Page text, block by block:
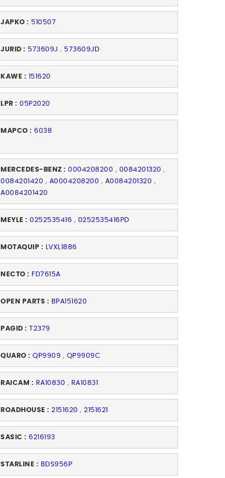
JAPKO : 510507
JURID : 573609J , 573609JD
KAWE : 151620
LPR : 05P2020
MAPCO : 6038
MERCEDES-BENZ : 0004208200 , 0084201320 ,
0084201420 , A0004208200 , A0084201320 ,
A0084201420
MEYLE : 0252535416 , 0252535416PD
MOTAQUIP : LVXL1886
NECTO : FD7615A
OPEN PARTS : BPA151620
PAGID : T2379
QUARO : QP9909 , QP9909C
RAICAM : RA10830 , RA10831
ROADHOUSE : 2151620 ,2151621
SASIC : 6216193
STARLINE : BDS956P